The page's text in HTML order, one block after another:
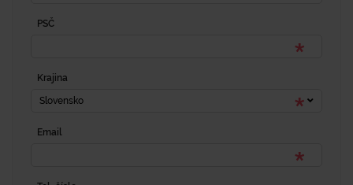
PSČ
Krajina
Slovensko
Email